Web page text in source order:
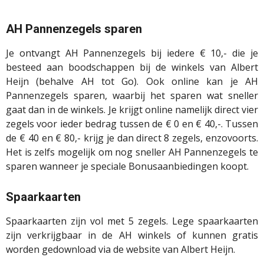
AH Pannenzegels sparen
Je ontvangt AH Pannenzegels bij iedere € 10,- die je
besteed aan boodschappen bij de winkels van Albert
Heijn (behalve AH tot Go). Ook online kan je AH
Pannenzegels sparen, waarbij het sparen wat sneller
gaat dan in de winkels. Je krijgt online namelijk direct vier
zegels voor ieder bedrag tussen de € 0 en € 40,-. Tussen
de € 40 en € 80,- krijg je dan direct 8 zegels, enzovoorts.
Het is zelfs mogelijk om nog sneller AH Pannenzegels te
sparen wanneer je speciale Bonusaanbiedingen koopt.
Spaarkaarten
Spaarkaarten zijn vol met 5 zegels. Lege spaarkaarten
zijn verkrijgbaar in de AH winkels of kunnen gratis
worden gedownload via de website van Albert Heijn.